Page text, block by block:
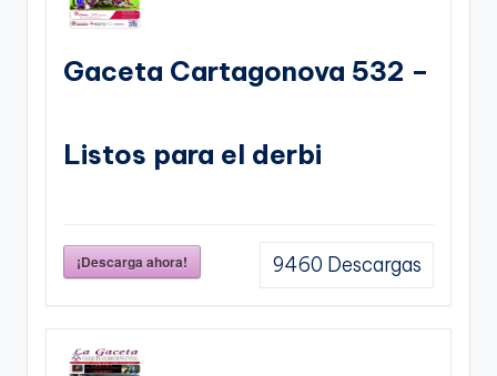
Gaceta Cartagonova 532 –
Listos para el derbi
¡Descarga ahora! 9460 Descargas